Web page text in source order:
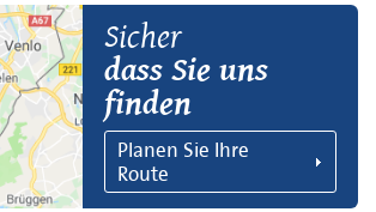
Sicher
dass Sie uns
finden
Planen Sie Ihre
Route